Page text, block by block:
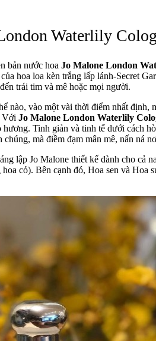
Waterlily
bản nước hoa Jo Malone London
hoa loa kèn trắng lấp lánh-Secret
trái tim và mê hoặc mọi người.
vào một vài thời điểm nhất định,
Với Jo Malone London Waterlily
Tinh giản và tinh tế dưới cách
mà điềm đạm mân mê, nấn ná
lập Jo Malone thiết kế dành cho cả
cỏ). Bên cạnh đó, Hoa sen và Hoa